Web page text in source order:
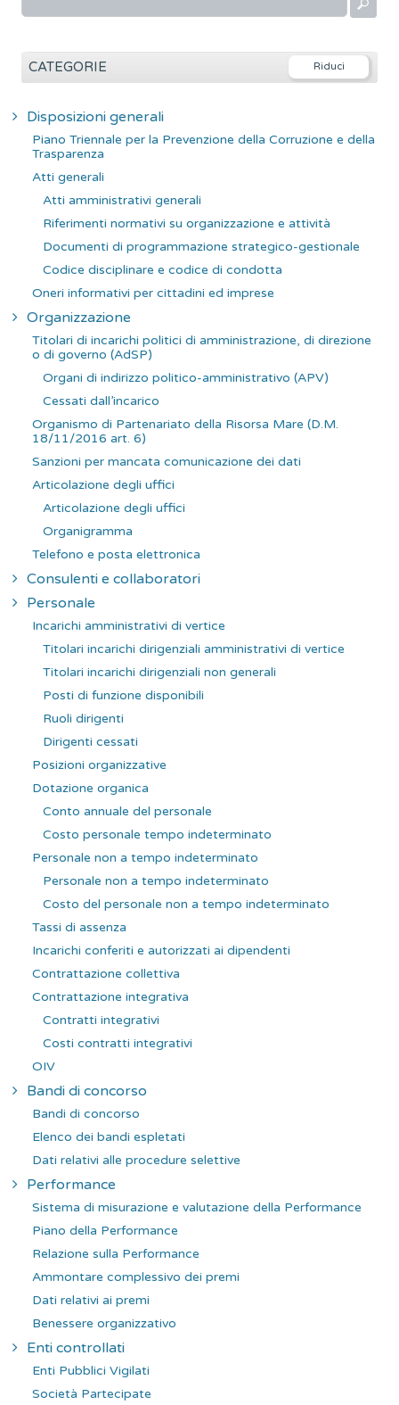
r
CATEGORIE
Disposizioni generali
Piano Triennale per la Prevenzione della Corruzione e della
Trasparenza
Atti generali
Atti amministrativi generali
Riferimenti normativi su organizzazione e attività
Documenti di programmazione strategico-gestionale
Codice disciplinare e codice di condotta
Oneri informativi per cittadini ed imprese
Organizzazione
Titolari di incarichi politici di amministrazione, di direzione
o di governo (AdSP)
Organi di indirizzo politico-amministrativo (APV)
Cessati dall’incarico
Organismo di Partenariato della Risorsa Mare (D.M.
18/11/2016 art. 6)
Sanzioni per mancata comunicazione dei dati
Articolazione degli uffici
Articolazione degli uffici
Organigramma
Telefono e posta elettronica
Consulenti e collaboratori
Personale
Incarichi amministrativi di vertice
Titolari incarichi dirigenziali amministrativi di vertice
Titolari incarichi dirigenziali non generali
Posti di funzione disponibili
Ruoli dirigenti
Dirigenti cessati
Posizioni organizzative
Dotazione organica
Conto annuale del personale
Costo personale tempo indeterminato
Personale non a tempo indeterminato
Personale non a tempo indeterminato
Costo del personale non a tempo indeterminato
Tassi di assenza
Incarichi conferiti e autorizzati ai dipendenti
Contrattazione collettiva
Contrattazione integrativa
Contratti integrativi
Costi contratti integrativi
OIV
Bandi di concorso
Bandi di concorso
Elenco dei bandi espletati
Dati relativi alle procedure selettive
Performance
Sistema di misurazione e valutazione della Performance
Piano della Performance
Relazione sulla Performance
Ammontare complessivo dei premi
Dati relativi ai premi
Benessere organizzativo
Enti controllati
Enti Pubblici Vigilati
Società Partecipate